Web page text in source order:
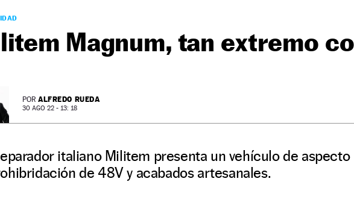
Magnum, tan extremo
POR ALFREDO RUEDA
30 AGO 22 - 13: 18
italiano Militem presenta un vehículo de
de 48V y acabados artesanales.